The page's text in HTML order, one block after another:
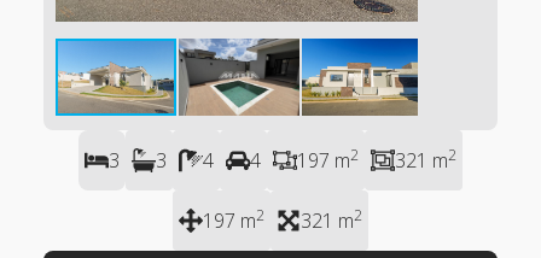
3 3 4 4 197 m2 321 m2
197 m2 321 m2